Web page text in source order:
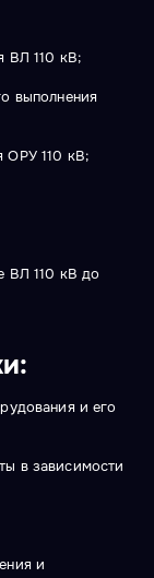
ВЛ 110 кВ;
выполнения
ОРУ 110 кВ;
ВЛ 110 кВ до
и его
в зависимости
и